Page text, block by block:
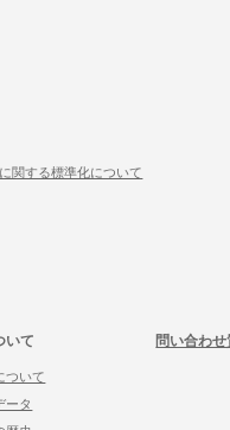
関する標準化について
いて
ついて
ータ
問い合わ